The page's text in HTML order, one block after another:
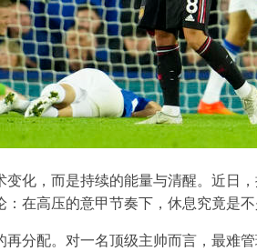
化，而是持续的能量与清醒。近日
在高压的意甲节奏下，休息究竟是
分配。对一名顶级主帅而言，最难